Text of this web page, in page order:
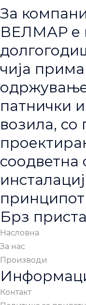
За
ВЕЛМАР е
чија
патнички
возила, со
принципот
Брз
Насловна
За нас
Производи
Контакт